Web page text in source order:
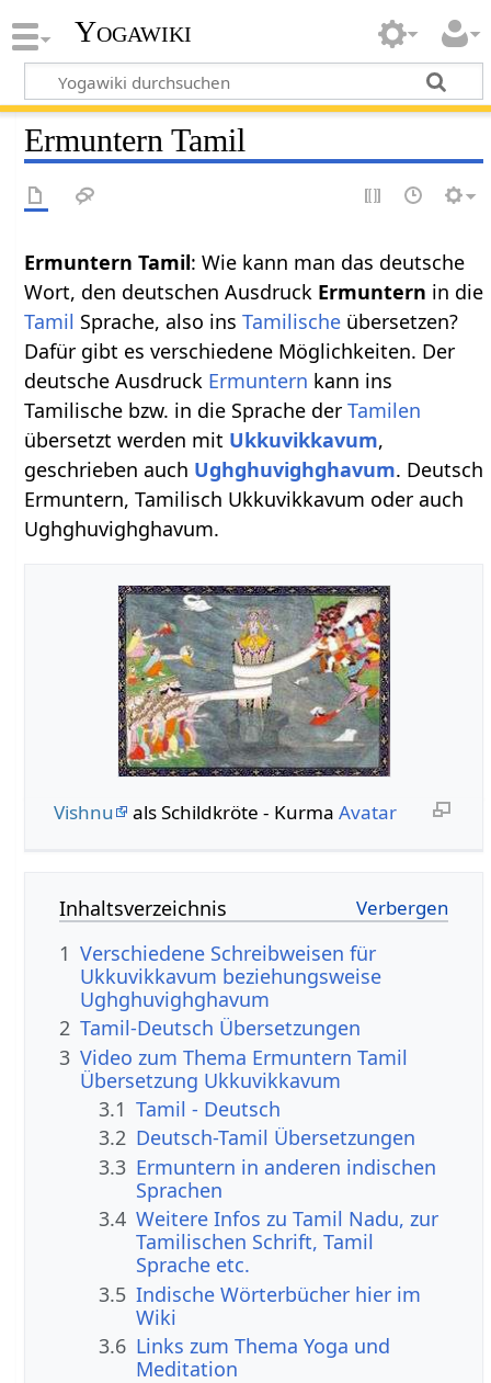
Yogawiki
Ermuntern Tamil
Ermuntern Tamil: Wie kann man das deutsche
Wort, den deutschen Ausdruck Ermuntern in die
Tamil Sprache, also insTamilische übersetzen?
Dafür gibt es verschiedene Möglichkeiten. Der
deutsche Ausdruck Ermuntern kann ins
Tamilische bzw. in die Sprache derTamilen
übersetzt werden mit Ukkuvikkavum,
geschrieben auch Ughghuvighghavum. Deutsch
Ermuntern, Tamilisch Ukkuvikkavum oder auch
Ughghuvighghavum.
Vishnu als Schildkröte - Kurma Avatar
Inhaltsverzeichnis
1 Verschiedene Schreibweisen für
Ukkuvikkavum beziehungsweise
Ughghuvighghavum
2 Tamil-Deutsch Übersetzungen
3 Video zum Thema Ermuntern Tamil
Übersetzung Ukkuvikkavum
3.1 Tamil - Deutsch
3.2 Deutsch-Tamil Übersetzungen
3.3 Ermuntern in anderen indischen
Sprachen
3.4 Weitere Infos zu Tamil Nadu, zur
Tamilischen Schrift, Tamil
Sprache etc.
3.5 Indische Wörterbücher hier im
Wiki
3.6 Links zum Thema Yoga und
Meditation